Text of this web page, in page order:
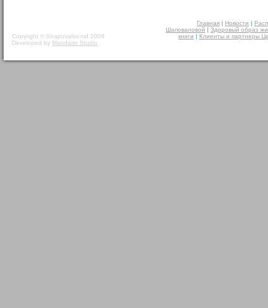
Copyright © Shapovalov.md 2008
Developed by Mandarin Studio
Главная | Новости |
Шаповаловой | Здоровый образ
книги | Клиенты и партнеры